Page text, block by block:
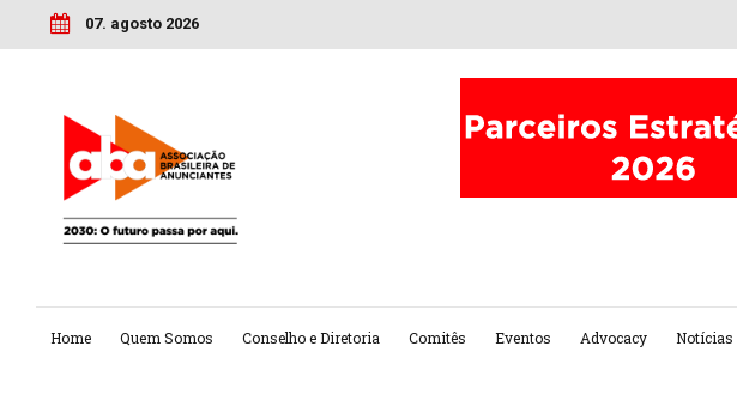
07. agosto 2026
Home Quem Somos Conselho e Diretoria Comitês Eventos Advocacy Notícias